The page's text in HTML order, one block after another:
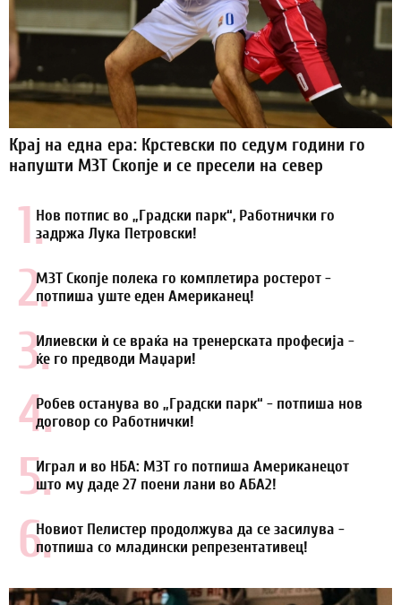
Крај на една ера: Крстевски по седум години го
напушти МЗТ Скопје и се пресели на север
1.Нов потпис во „Градски парк“, Работнички го
задржа Лука Петровски!
2.МЗТ Скопје полека го комплетира ростерот -
потпиша уште еден Американец!
3.Илиевски ѝ се враќа на тренерската професија -
ќе го предводи Маџари!
4.Робев останува во „Градски парк“ - потпиша нов
договор со Работнички!
5.Играл и во НБА: МЗТ го потпиша Американецот
што му даде 27 поени лани во АБА2!
6.Новиот Пелистер продолжува да се засилува -
потпиша со младински репрезентативец!